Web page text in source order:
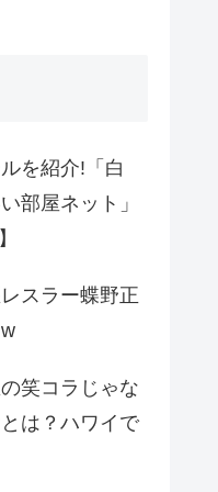
を紹介!「白
部屋ネット」
スラー蝶野正
笑コラじゃな
は？ハワイで